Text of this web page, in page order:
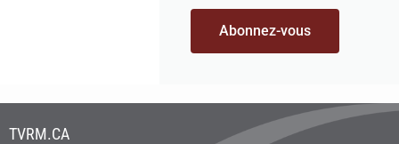
Abonnez-vous
TVRM.CA